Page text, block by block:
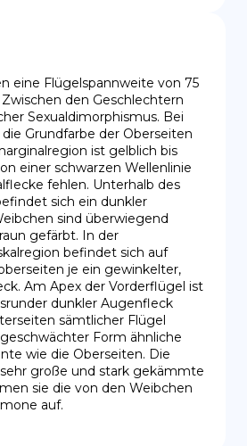
eine Flügelspannweite von 75
den Geschlechtern
Sexualdimorphismus. Bei
Grundfarbe der Oberseiten
ist gelblich bis
einer schwarzen Wellenlinie
fehlen. Unterhalb des
sich ein dunkler
sind überwiegend
gefärbt. In der
befindet sich auf
je ein gewinkelter,
Am Apex der Vorderflügel ist
dunkler Augenfleck
sämtlicher Flügel
Form ähnliche
wie die Oberseiten. Die
große und stark gekämmte
sie die von den Weibchen
auf.